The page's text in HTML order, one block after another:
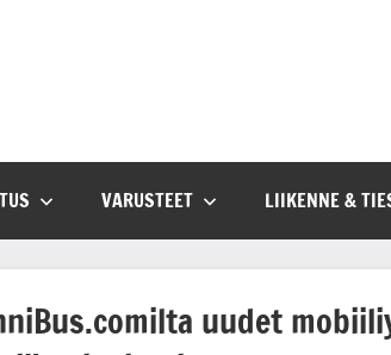
VARUSTEET LIIKENNE &
uudet